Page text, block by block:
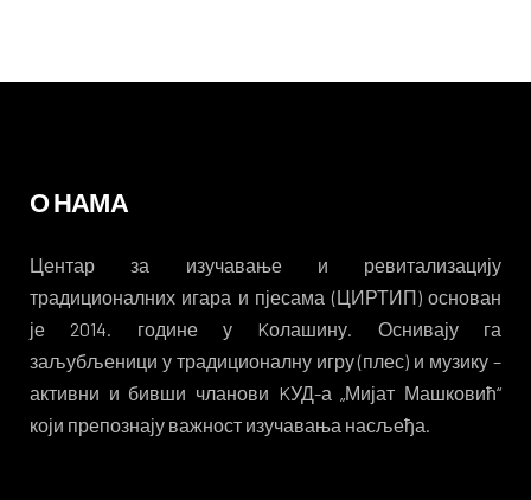
О НАМА
Центар за изучавање и ревитализацију
традиционалних игара и пјесама (ЦИРТИП) основан
је 2014. године у Kолашину. Оснивају га
заљубљеници у традиционалну игру (плес) и музику –
активни и бивши чланови KУД-а „Мијат Машковић“
који препознају важност изучавања насљеђа.